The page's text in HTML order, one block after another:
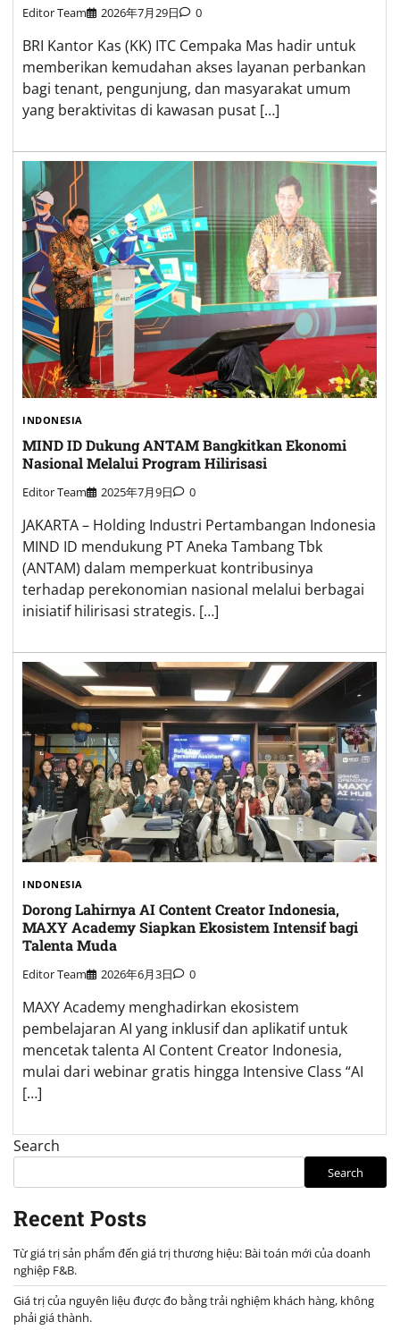
Editor Team 2026年7月29日 0
BRI Kantor Kas (KK) ITC Cempaka Mas hadir untuk
memberikan kemudahan akses layanan perbankan
bagi tenant, pengunjung, dan masyarakat umum
yang beraktivitas di kawasan pusat […]
INDONESIA
MIND ID Dukung ANTAM Bangkitkan Ekonomi
Nasional Melalui Program Hilirisasi
Editor Team 2025年7月9日 0
JAKARTA – Holding Industri Pertambangan Indonesia
MIND ID mendukung PT Aneka Tambang Tbk
(ANTAM) dalam memperkuat kontribusinya
terhadap perekonomian nasional melalui berbagai
inisiatif hilirisasi strategis. […]
INDONESIA
Dorong Lahirnya AI Content Creator Indonesia,
MAXY Academy Siapkan Ekosistem Intensif bagi
Talenta Muda
Editor Team 2026年6月3日 0
MAXY Academy menghadirkan ekosistem
pembelajaran AI yang inklusif dan aplikatif untuk
mencetak talenta AI Content Creator Indonesia,
mulai dari webinar gratis hingga Intensive Class “AI
[…]
Search
Search
Recent Posts
Từ giá trị sản phẩm đến giá trị thương hiệu: Bài toán mới của doanh
nghiệp F&B.
Giá trị của nguyên liệu được đo bằng trải nghiệm khách hàng, không
phải giá thành.